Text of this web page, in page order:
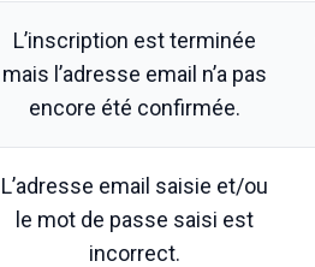
L’inscription est terminée
mais l’adresse email n’a pas
encore été confirmée.
L’adresse email saisie et/ou
le mot de passe saisi est
incorrect.